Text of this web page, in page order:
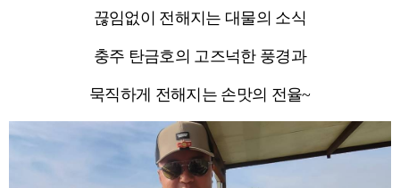
끊임없이 전해지는 대물의 소식
충주 탄금호의 고즈넉한 풍경과
묵직하게 전해지는 손맛의 전율~